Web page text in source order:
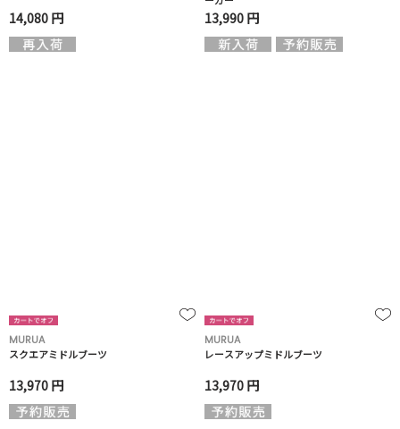
14,080 円 13,990 円
MURUA
スクエアミドルブーツ
13,970 円
MURUA
レースアップミドルブーツ
13,970 円